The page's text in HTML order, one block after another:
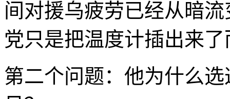
间对援乌疲劳已经从暗
党只是把温度计插出来了
第二个问题：他为什么